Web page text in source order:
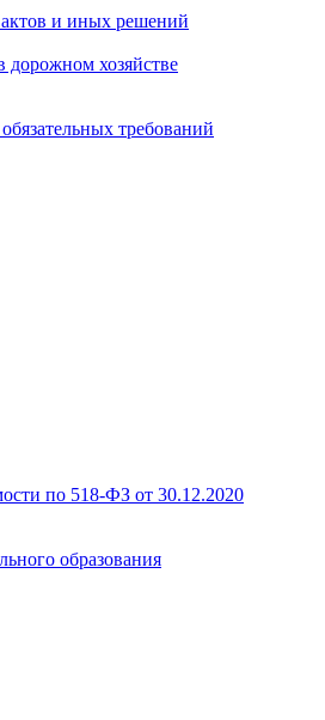
и иных решений
хозяйстве
требований
по 518-ФЗ от 30.12.2020
образования